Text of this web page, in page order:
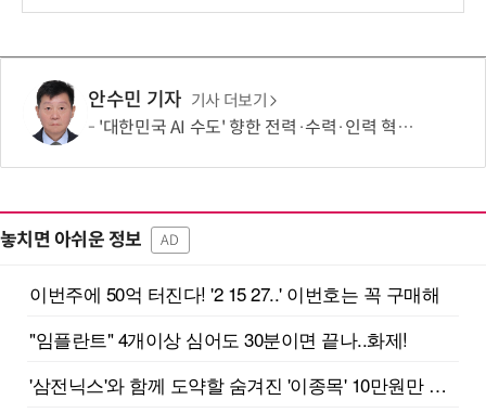
안수민 기자 기사 더보기
'대한민국 AI 수도' 향한 전력·수력·인력 혁신 시동…'충남 3력 혁신 TF 회의 첫 개최
놓치면 아쉬운 정보 AD